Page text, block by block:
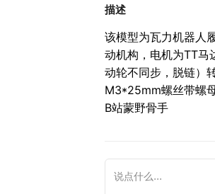
描述
该模型为瓦力机器人
动机构，电机为TT马
动轮不同步，脱链）
M3*25mm螺丝带螺
B站蒙野骨手